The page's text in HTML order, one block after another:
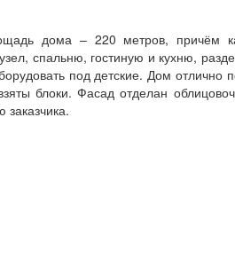
дома – 220 метров, причём
спальню, гостиную и кухню,
под детские. Дом
блоки. Фасад отделан